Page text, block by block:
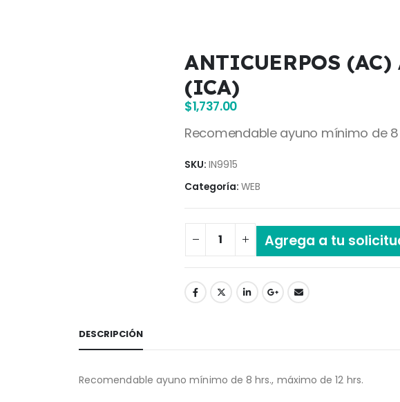
ANTICUERPOS
(ICA)
$1,737.00
Recomendable ayuno mínimo de 8
SKU: IN9915
Categoría: WEB
Agrega a tu
DESCRIPCIÓN
Recomendable ayuno mínimo de 8 hrs., máximo de 12 hrs.